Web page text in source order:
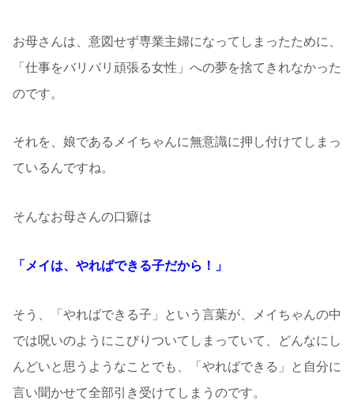
お母さんは、意図せず専業主婦になってしまったために、
「仕事をバリバリ頑張る女性」への夢を捨てきれなかった
のです。
それを、娘であるメイちゃんに無意識に押し付けてしまっ
ているんですね。
そんなお母さんの口癖は
「メイは、やればできる子だから！」
そう、「やればできる子」という言葉が、メイちゃんの中
では呪いのようにこびりついてしまっていて、どんなにし
んどいと思うようなことでも、「やればできる」と自分に
言い聞かせて全部引き受けてしまうのです。